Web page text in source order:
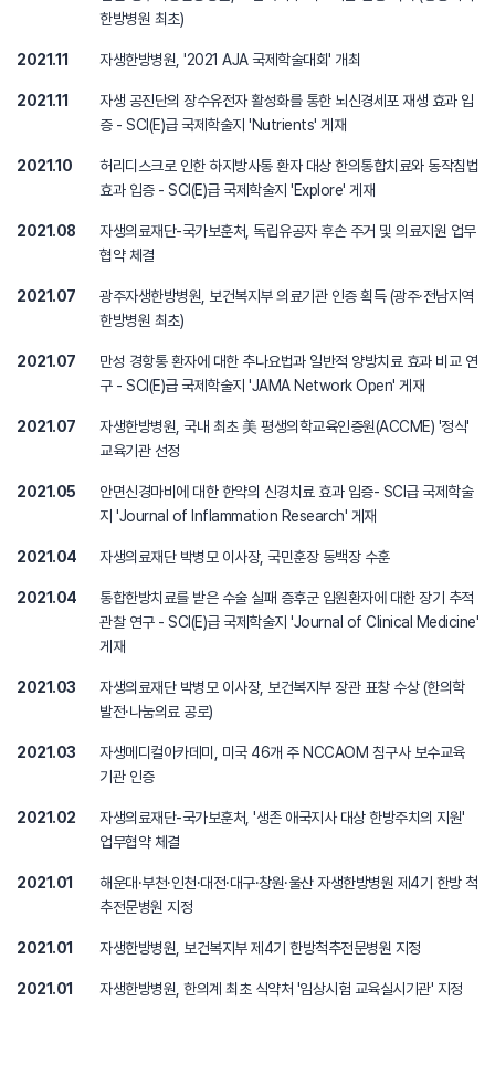
한방병원 최초)
2021.11 자생한방병원, '2021 AJA 국제학술대회' 개최
2021.11
자생 공진단의 장수유전자 활성화를 통한 뇌신경세포 재생 효과 입
증 - SCI(E)급 국제학술지 'Nutrients' 게재
2021.10
허리디스크로 인한 하지방사통 환자 대상 한의통합치료와 동작침법
효과 입증 - SCI(E)급 국제학술지 'Explore' 게재
2021.08
자생의료재단-국가보훈처, 독립유공자 후손 주거 및 의료지원 업무
협약 체결
2021.07
광주자생한방병원, 보건복지부 의료기관 인증 획득 (광주·전남지역
한방병원 최초)
2021.07
만성 경항통 환자에 대한 추나요법과 일반적 양방치료 효과 비교 연
구 - SCI(E)급 국제학술지 'JAMA Network Open' 게재
2021.07
자생한방병원, 국내 최초 美 평생의학교육인증원(ACCME) '정식'
교육기관 선정
2021.05
안면신경마비에 대한 한약의 신경치료 효과 입증- SCI급 국제학술
지 'Journal of Inflammation Research' 게재
2021.04 자생의료재단 박병모 이사장, 국민훈장 동백장 수훈
2021.04
통합한방치료를 받은 수술 실패 증후군 입원환자에 대한 장기 추적
관찰 연구 - SCI(E)급 국제학술지 'Journal of Clinical Medicine'
게재
2021.03
자생의료재단 박병모 이사장, 보건복지부 장관 표창 수상 (한의학
발전·나눔의료 공로)
2021.03
자생메디컬아카데미, 미국 46개 주 NCCAOM 침구사 보수교육
기관 인증
2021.02
자생의료재단-국가보훈처, '생존 애국지사 대상 한방주치의 지원'
업무협약 체결
2021.01
해운대·부천·인천·대전·대구·창원·울산 자생한방병원 제4기 한방 척
추전문병원 지정
2021.01 자생한방병원, 보건복지부 제4기 한방척추전문병원 지정
2021.01 자생한방병원, 한의계 최초 식약처 '임상시험 교육실시기관' 지정